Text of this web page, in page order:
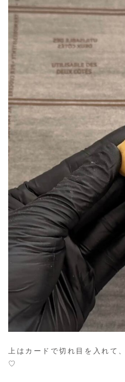
上はカードで切れ目を入れて
♡